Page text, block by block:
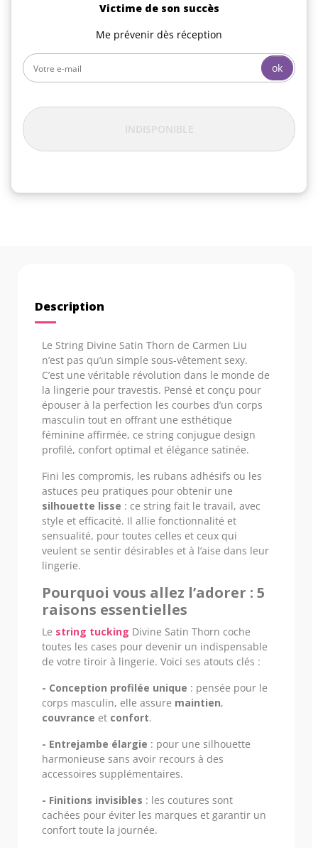
Victime de son succès
Me prévenir dès réception
ok
INDISPONIBLE
Description
Le String Divine Satin Thorn de Carmen Liu
n’est pas qu’un simple sous-vêtement sexy.
C’est une véritable révolution dans le monde de
la lingerie pour travestis. Pensé et conçu pour
épouser à la perfection les courbes d’un corps
masculin tout en offrant une esthétique
féminine affirmée, ce string conjugue design
profilé, confort optimal et élégance satinée.
Fini les compromis, les rubans adhésifs ou les
astuces peu pratiques pour obtenir une
silhouette lisse : ce string fait le travail, avec
style et efficacité. Il allie fonctionnalité et
sensualité, pour toutes celles et ceux qui
veulent se sentir désirables et à l’aise dans leur
lingerie.
Pourquoi vous allez l’adorer : 5
raisons essentielles
Le string tucking Divine Satin Thorn coche
toutes les cases pour devenir un indispensable
de votre tiroir à lingerie. Voici ses atouts clés :
- Conception profilée unique : pensée pour le
corps masculin, elle assure maintien,
couvrance et confort.
- Entrejambe élargie : pour une silhouette
harmonieuse sans avoir recours à des
accessoires supplémentaires.
- Finitions invisibles : les coutures sont
cachées pour éviter les marques et garantir un
confort toute la journée.